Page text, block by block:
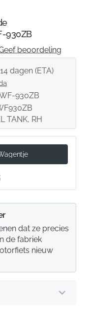
930ZB
beoordeling
dagen (ETA)
930ZB
TANK, RH
dat ze precies
de fabriek
nieuw